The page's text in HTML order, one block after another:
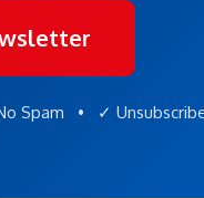
Spam • ✓